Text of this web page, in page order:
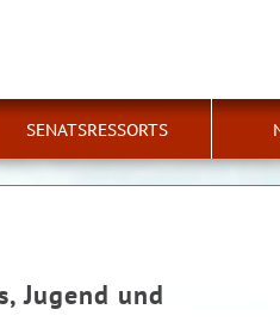
SENATSRESSORTS
Jugend und